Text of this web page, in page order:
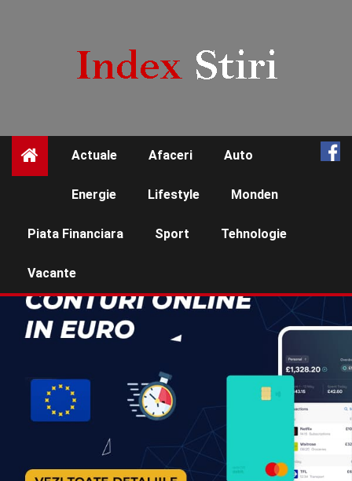
Actuale Afaceri Auto
Energie Lifestyle Monden
Piata Financiara Sport Tehnologie
Vacante